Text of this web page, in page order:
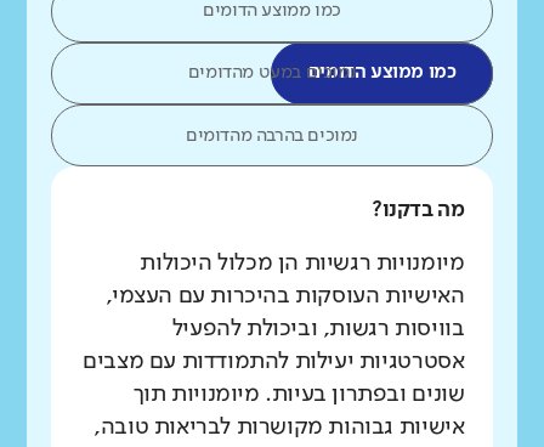
כמו ממוצע הדומים
כמו ממוצע הדומיםנמוכים במעט מהדומים
נמוכים בהרבה מהדומים
מה בדקנו?
מיומנויות רגשיות הן מכלול היכולות
האישיות העוסקות בהיכרות עם העצמי,
בוויסות רגשות, וביכולת להפעיל
אסטרטגיות יעילות להתמודדות עם מצבים
שונים ובפתרון בעיות. מיומנויות תוך
אישיות גבוהות מקושרות לבריאות טובה,